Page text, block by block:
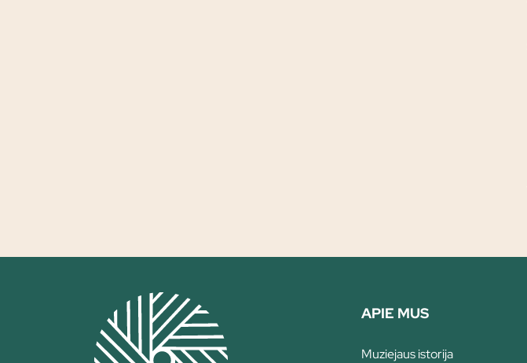
APIE MUS
Muziejaus istorija